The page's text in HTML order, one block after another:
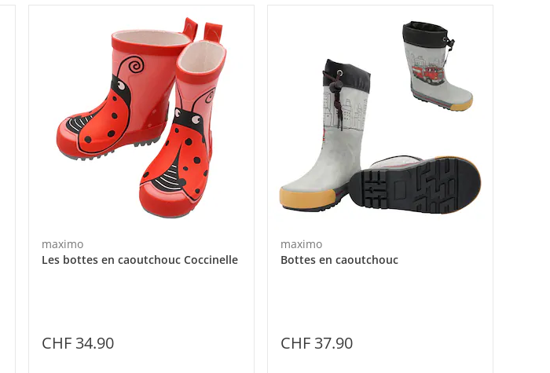
maximo
Les bottes en caoutchouc Coccinelle
CHF 34.90
maximo
Bottes en caoutchouc
CHF 37.90